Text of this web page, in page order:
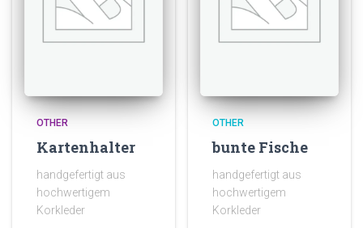
OTHER
Kartenhalter
handgefertigt aus
hochwertigem
Korkleder
OTHER
bunte Fische
handgefertigt aus
hochwertigem
Korkleder